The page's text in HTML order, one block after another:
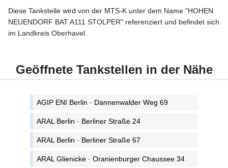
Diese Tankstelle wird von der MTS-K unter dem Name "HOHEN
NEUENDORF BAT A111 STOLPER" referenziert und befindet sich
im Landkreis Oberhavel.
Geöffnete Tankstellen in der Nähe
AGIP ENI Berlin · Dannenwalder Weg 69
ARAL Berlin · Berliner Straße 24
ARAL Berlin · Berliner Straße 67
ARAL Glienicke · Oranienburger Chaussee 34